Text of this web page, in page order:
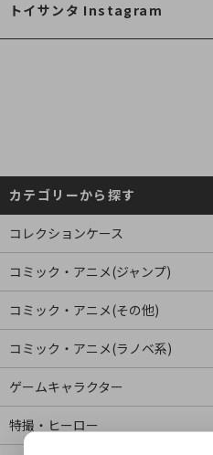
トイサンタ Instagram
カテゴリーから探す
コレクションケース
コミック・アニメ(ジャンプ)
コミック・アニメ(その他)
コミック・アニメ(ラノベ系)
ゲームキャラクター
特撮・ヒーロー